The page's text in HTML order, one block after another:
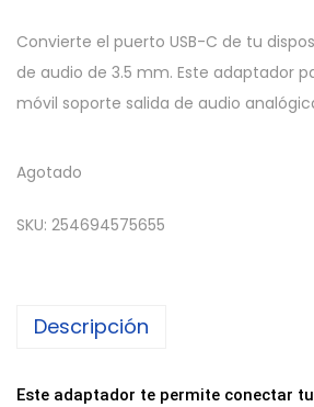
Convierte el puerto USB-C de tu
de audio de 3.5 mm. Este adaptador
móvil soporte salida de audio
Agotado
SKU: 254694575655
Descripción
Este adaptador te permite conectar